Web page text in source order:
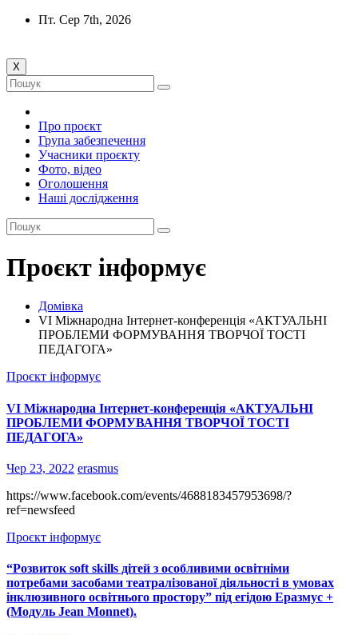
ПерейтиПт. Сер 7th, 2026
X
Про проєкт
Група забезпечення
Учасники проєкту
Фото, відео
Оголошення
Наші дослідження
Проєкт інформує
Домівка
VІ Міжнародна Інтернет-конференція «АКТУАЛЬНІ
ПРОБЛЕМИ ФОРМУВАННЯ ТВОРЧОЇ ТОСТІ
ПЕДАГОГА»
Проєкт інформує
VІ Міжнародна Інтернет-конференція «АКТУАЛЬНІ
ПРОБЛЕМИ ФОРМУВАННЯ ТВОРЧОЇ ТОСТІ
ПЕДАГОГА»
Чер 23, 2022 erasmus
https://www.facebook.com/events/4688183457953698/?
ref=newsfeed
Проєкт інформує
“Розвиток soft skills дітей з особливими освітніми
потребами засобами театралізованої діяльності в умовах
інклюзивного освітнього простору” під егідою Еразмус +
(Модуль Jean Monnet).